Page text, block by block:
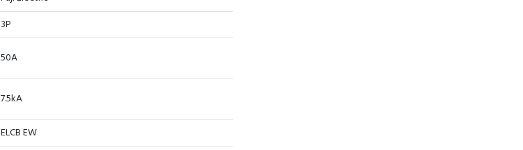
3P
50A
7.5kA
ELCB EW